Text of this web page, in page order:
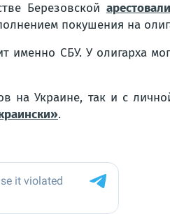
Березовской арестовали
покушения на
именно СБУ. У олигарха
Украине, так и с
.